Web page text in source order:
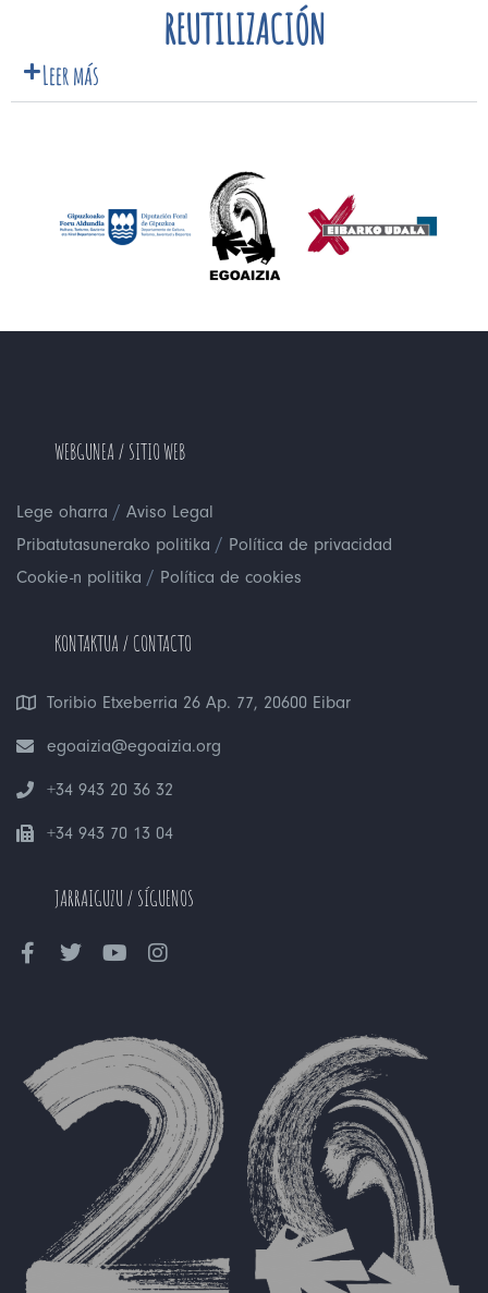
REUTILIZACIÓN
Leer más
WEBGUNEA / SITIO WEB
Lege oharra / Aviso Legal
Pribatutasunerako politika / Política de privacidad
Cookie-n politika / Política de cookies
KONTAKTUA / CONTACTO
Toribio Etxeberria 26 Ap. 77, 20600 Eibar
egoaizia@egoaizia.org
+34 943 20 36 32
+34 943 70 13 04
JARRAIGUZU / SÍGUENOS